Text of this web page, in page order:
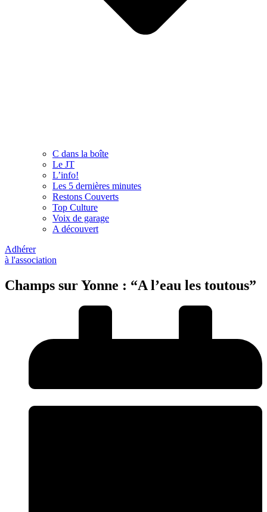
C dans la boîte
Le JT
L’info!
Les 5 dernières minutes
Restons Couverts
Top Culture
Voix de garage
A découvert
Adhérer
à l'association
Champs sur Yonne : “A l’eau les toutous”